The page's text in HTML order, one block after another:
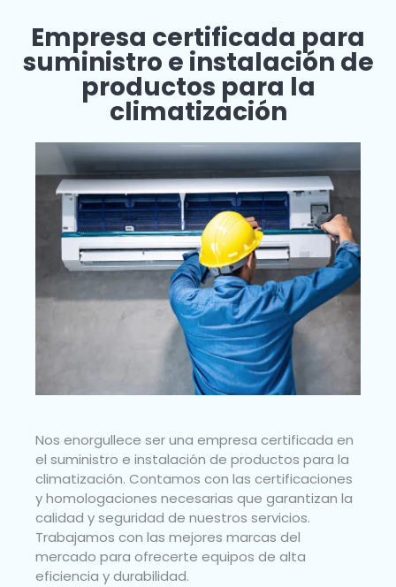
Empresa certificada para
suministro e instalación de
productos para la
climatización
Nos enorgullece ser una empresa certificada en
el suministro e instalación de productos para la
climatización. Contamos con las certificaciones
y homologaciones necesarias que garantizan la
calidad y seguridad de nuestros servicios.
Trabajamos con las mejores marcas del
mercado para ofrecerte equipos de alta
eficiencia y durabilidad.